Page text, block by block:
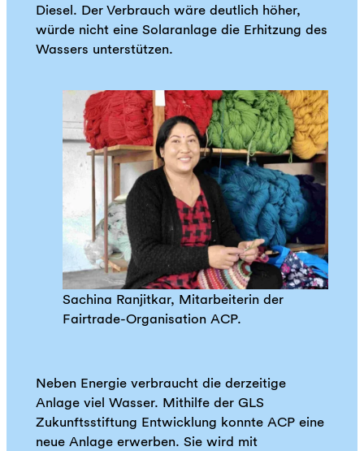
Diesel. Der Verbrauch wäre deutlich höher,
würde nicht eine Solaranlage die Erhitzung des
Wassers unterstützen.
Sachina Ranjitkar, Mitarbeiterin der
Fairtrade-Organisation ACP.
Neben Energie verbraucht die derzeitige
Anlage viel Wasser. Mithilfe der GLS
Zukunftsstiftung Entwicklung konnte ACP eine
neue Anlage erwerben. Sie wird mit